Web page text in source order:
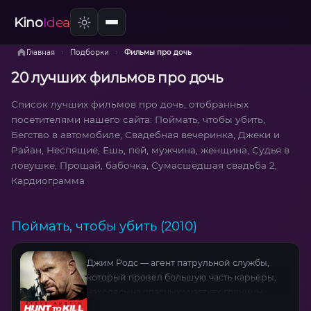
KinoIdea
Главная › Подборки › Фильмы про дочь
20 лучших фильмов про дочь
Список лучших фильмов про дочь, отобранных
посетителями нашего сайта: Поймать, чтобы убить,
Бегство в автомобиле, Свадебная вечеринка, Джеки и
Райан, Неспящие, Ешь, пей, мужчина, женщина, Судья в
ловушке, Прощай, бабочка, Сумасшедшая свадьба 2,
Кардиограмма
Поймать, чтобы убить (2010)
Джим Родс — агент патрульной службы,
который провел большую часть карьеры,